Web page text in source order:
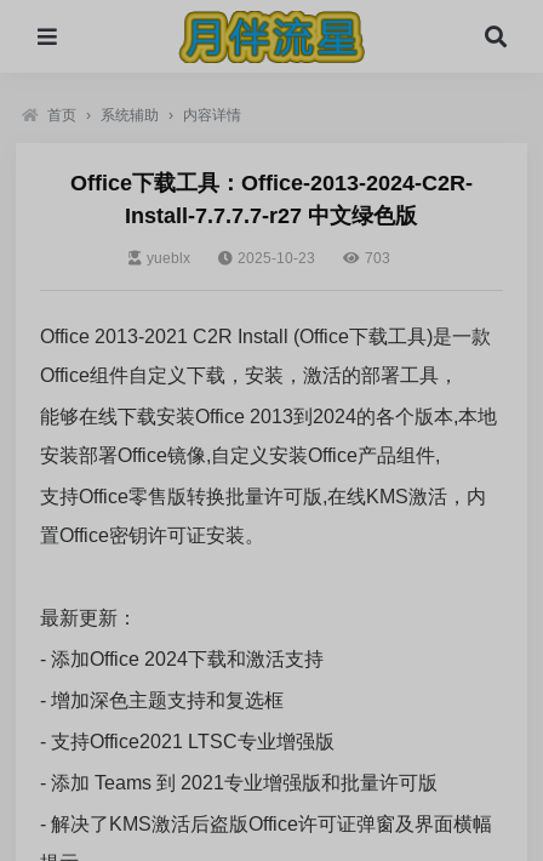
首页 › 系统辅助 › 内容详情
Office下载工具：Office-2013-2024-C2R-
Install-7.7.7.7-r27 中文绿色版
yueblx 2025-10-23 703
Office 2013-2021 C2R Install (Office下载工具)是一款
Office组件自定义下载，安装，激活的部署工具，
能够在线下载安装Office 2013到2024的各个版本,本地
安装部署Office镜像,自定义安装Office产品组件,
支持Office零售版转换批量许可版,在线KMS激活，内
置Office密钥许可证安装。
最新更新：
- 添加Office 2024下载和激活支持
- 增加深色主题支持和复选框
- 支持Office2021 LTSC专业增强版
- 添加 Teams 到 2021专业增强版和批量许可版
- 解决了KMS激活后盗版Office许可证弹窗及界面横幅